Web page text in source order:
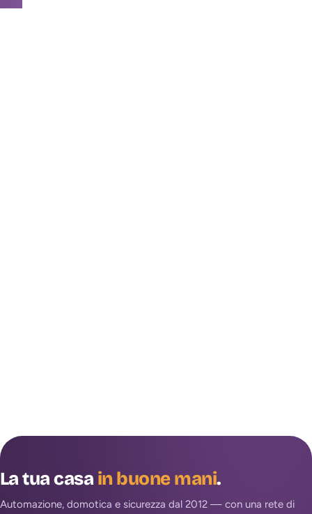
La tua casain buone mani.
Automazione, domotica e sicurezza dal 2012 — con una rete di